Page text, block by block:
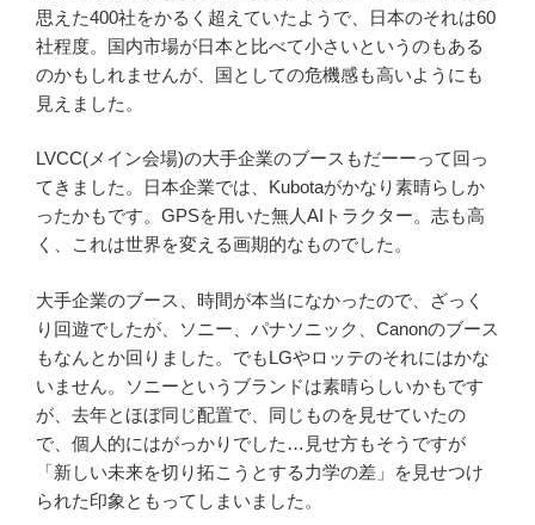
思えた400社をかるく超えていたようで、日本のそれは60
社程度。国内市場が日本と比べて小さいというのもある
のかもしれませんが、国としての危機感も高いようにも
見えました。
LVCC(メイン会場)の大手企業のブースもだーーって回っ
てきました。日本企業では、Kubotaがかなり素晴らしか
ったかもです。GPSを用いた無人AIトラクター。志も高
く、これは世界を変える画期的なものでした。
大手企業のブース、時間が本当になかったので、ざっく
り回遊でしたが、ソニー、パナソニック、Canonのブース
もなんとか回りました。でもLGやロッテのそれにはかな
いません。ソニーというブランドは素晴らしいかもです
が、去年とほぼ同じ配置で、同じものを見せていたの
で、個人的にはがっかりでした…見せ方もそうですが
「新しい未来を切り拓こうとする力学の差」を見せつけ
られた印象ともってしまいました。